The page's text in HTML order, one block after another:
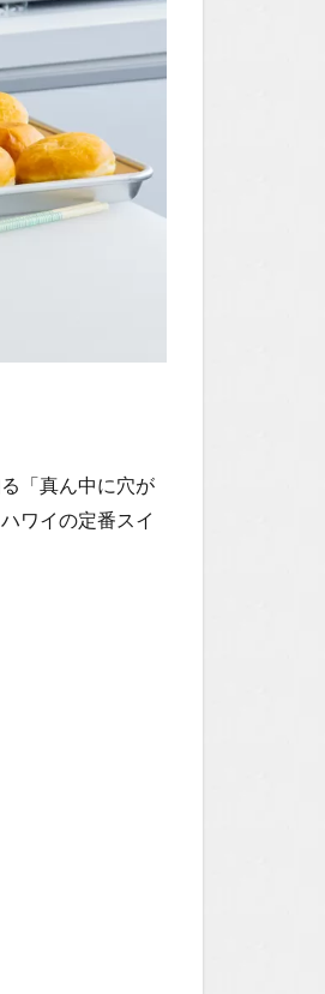
「真ん中に穴が
ワイの定番スイ